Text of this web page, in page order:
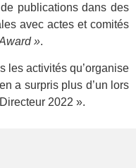
publications dans des
avec actes et comités
».
les activités qu’organise
a surpris plus d’un lors
2022 ».